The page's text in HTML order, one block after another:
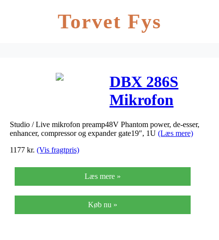
Torvet Fys
DBX 286S
Mikrofon
Preamp
Studio / Live mikrofon preamp48V Phantom power, de-esser,
enhancer, compressor og expander gate19″, 1U (Læs mere)
1177 kr. (Vis fragtpris)
Læs mere »
Køb nu »